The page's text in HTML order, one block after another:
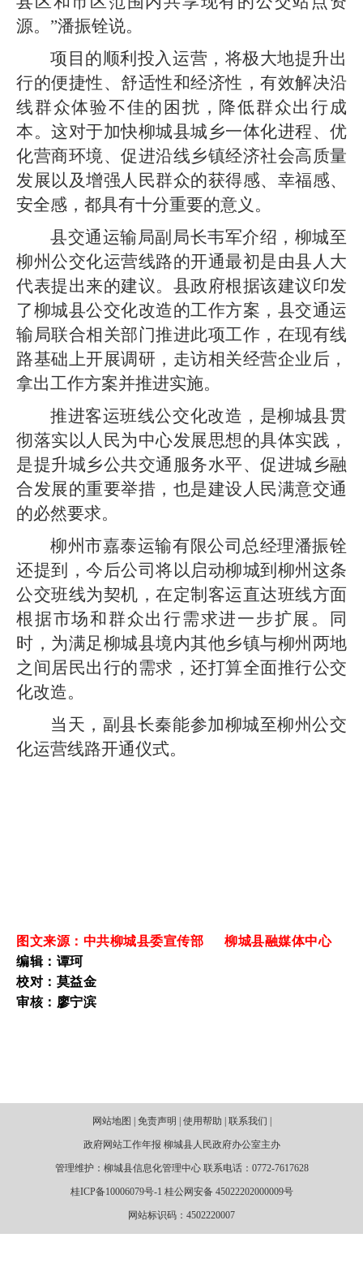
源。”潘振铨说。
项目的顺利投入运营，将极大地提升出
行的便捷性、舒适性和经济性，有效解决沿
线群众体验不佳的困扰，降低群众出行成
本。这对于加快柳城县城乡一体化进程、优
化营商环境、促进沿线乡镇经济社会高质量
发展以及增强人民群众的获得感、幸福感、
安全感，都具有十分重要的意义。
县交通运输局副局长韦军介绍，柳城至
柳州公交化运营线路的开通最初是由县人大
代表提出来的建议。县政府根据该建议印发
了柳城县公交化改造的工作方案，县交通运
输局联合相关部门推进此项工作，在现有线
路基础上开展调研，走访相关经营企业后，
拿出工作方案并推进实施。
推进客运班线公交化改造，是柳城县贯
彻落实以人民为中心发展思想的具体实践，
是提升城乡公共交通服务水平、促进城乡融
合发展的重要举措，也是建设人民满意交通
的必然要求。
柳州市嘉泰运输有限公司总经理潘振铨
还提到，今后公司将以启动柳城到柳州这条
公交班线为契机，在定制客运直达班线方面
根据市场和群众出行需求进一步扩展。同
时，为满足柳城县境内其他乡镇与柳州两地
之间居民出行的需求，还打算全面推行公交
化改造。
当天，副县长秦能参加柳城至柳州公交
化运营线路开通仪式。
图文来源：中共柳城县委宣传部 柳城县融媒体中心
编辑：谭珂
校对：莫益金
审核：廖宁滨
网站地图 | 免责声明 | 使用帮助 | 联系我们 |
政府网站工作年报 柳城县人民政府办公室主办
管理维护：柳城县信息化管理中心 联系电话：0772-7617628
桂ICP备10006079号-1 桂公网安备 45022202000009号
网站标识码：4502220007